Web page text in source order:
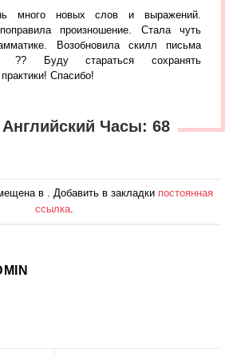
много новых слов и выражений.
произношение. Стала чуть
Возобновила скилл письма
?? Буду стараться сохранять
Спасибо!
Часы: 68
в . Добавить в закладки постоянная
ссылка